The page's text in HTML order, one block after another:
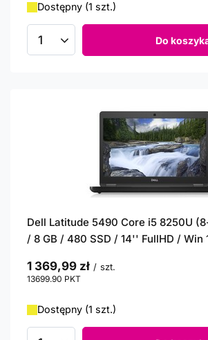
Dostępny (1 szt.)
Ilość produktów Do
Dell Latitude 5490 Core i5 8250U
/ 8 GB / 480 SSD / 14'' FullHD / Win
1 369,99 zł / szt.
13699.90 PKT
Dostępny (1 szt.)